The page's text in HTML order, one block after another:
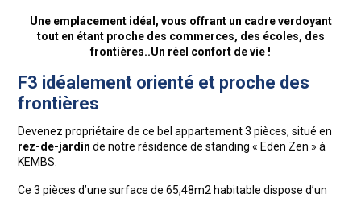
Une emplacement idéal, vous offrant un cadre verdoyant
tout en étant proche des commerces, des écoles, des
frontières..Un réel confort de vie !
F3 idéalement orienté et proche des
frontières
Devenez propriétaire de ce bel appartement 3 pièces, situé en
rez-de-jardin de notre résidence de standing « Eden Zen » à
KEMBS.
Ce 3 pièces d’une surface de 65,48m2 habitable dispose d’un